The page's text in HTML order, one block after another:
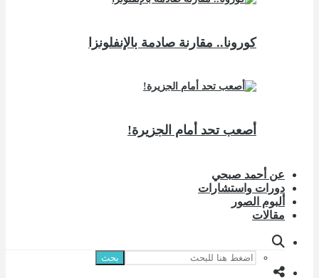
كورونا.. مقارنة صادمة بالإنفلونزا
أصعب تحد أمام الجزيرة!
عن أحمد صبحي
دورات واستشارات
ألبوم الصور
مقالات
بحث